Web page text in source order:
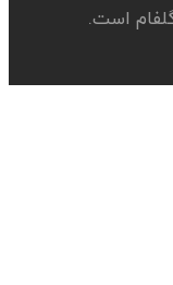
است.